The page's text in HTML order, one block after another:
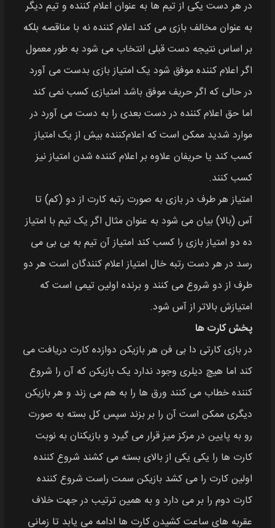
در هر دست یکی از تیم‌ ها به عنوان اعلام‌ کننده‌ و تیم دیگر
به عنوان مخالف بازی می‌ کند اعلام کننده نه با مناقصه بلکه
بر اساس نتیجه دست قبلی انتخاب می‌ شود به طور معمول
اگر اعلام کننده موفق شود یک امتیاز بازی بدست می‌ آورد
در حالی که اگر حریف موفق باشد امتیازی کسب نمی‌ کند
اما حق اعلام کننده در دست بعدی را به دست می‌ آورد در
موارد شدید ممکن است که اعلام‌کننده بیش از یک امتیاز
کسب کند یا حریفان علاوه بر اعلام کننده شدن امتیاز نیز
کسب کنند.
امتیاز هر طرف در بازی به صورت رتبه کارت از دو (کم) تا
آس (بالا) بیان می‌ شود به عنوان مثال اگر یک تیم با امتیاز
ده دو امتیاز بازی را کسب کند امتیاز آن تیم به بی بی می‌
رسد در هر دست رتبه خال امتیاز اعلام‌ کنندگان است هر دو
طرف از دو شروع می‌ کنند و برنده اولین تیمی است که
امتیازش بالاتر از آس شود.
پخش کارت‌ ها
در بازی کارتی دا بی فن هر بازیکن دوازده کارت دریافت می‌
کند اما هیچ دیلری وجود ندارد یک بازیکن که آن را شروع
کننده خطاب می‌ کنند ورق‌ ها را به هم می‌ زند و هر بازیکن
دیگری ممکن است آن را بر بزند سپس کل بسته به صورت
رو به پایین در مرکز میز قرار می‌ گیرد و بازیکنان به نوبت
کارت‌ ها را یکی یکی از بالای بسته می کشند شروع کننده
اولین کارت را می‌ کشد بازیکن سمت راست شروع کننده
کارت دوم را بر می‌ دارد و به همین ترتیب در جهت خلاف
عقربه‌ های ساعت کشیدن کارت‌ ها ادامه می‌ یابد تا زمانی